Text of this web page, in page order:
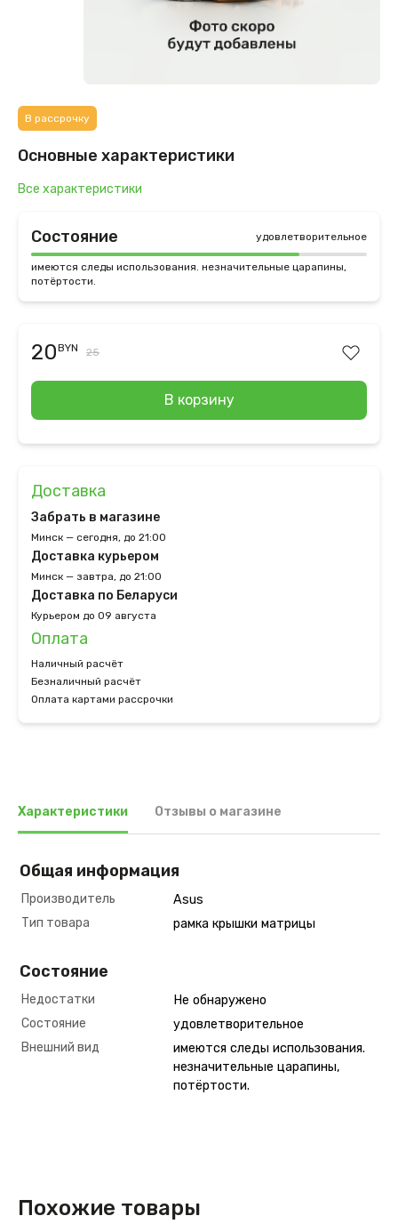
В рассрочку
Основные характеристики
Все характеристики
Состояние удовлетворительное
имеются следы использования. незначительные царапины,
потёртости.
20BYN 25
В корзину
Доставка
Забрать в магазине
Минск — сегодня, до 21:00
Доставка курьером
Минск — завтра, до 21:00
Доставка по Беларуси
Курьером до 09 августа
Оплата
Наличный расчёт
Безналичный расчёт
Оплата картами рассрочки
Характеристики Отзывы о магазине
Общая информация
Производитель
Asus
Тип товара
рамка крышки матрицы
Состояние
Недостатки
Не обнаружено
Состояние
удовлетворительное
Внешний вид
имеются следы использования.
незначительные царапины,
потёртости.
Похожие товары